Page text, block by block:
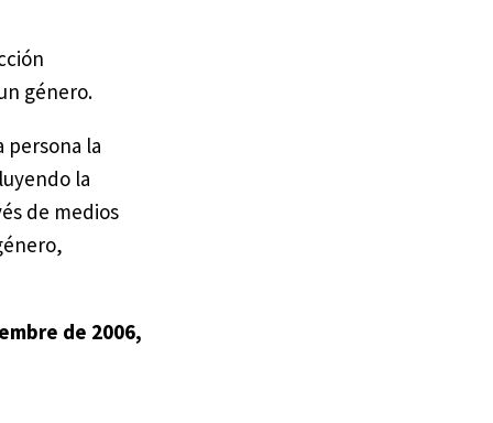
género.
persona la
la
de medios
de 2006,